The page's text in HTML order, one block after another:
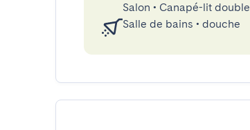
Salon • Canapé-lit double
Salle de bains • douche